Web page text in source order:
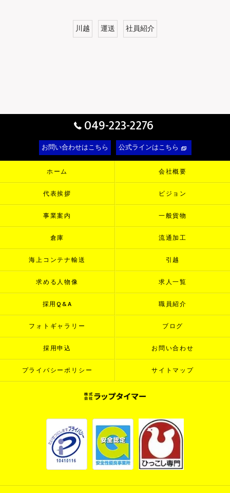
川越 運送 社員紹介
049-223-2276
お問い合わせはこちら 公式ラインはこちら
ホーム 会社概要
代表挨拶 ビジョン
事業案内 一般貨物
倉庫 流通加工
海上コンテナ輸送 引越
求める人物像 求人一覧
採用Q&A 職員紹介
フォトギャラリー ブログ
採用申込 お問い合わせ
プライバシーポリシー サイトマップ